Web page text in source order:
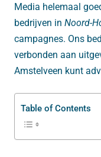
Media helemaal
bedrijven in Noord-
campagnes. Ons
verbonden aan
Amstelveen kunt
Table of Contents